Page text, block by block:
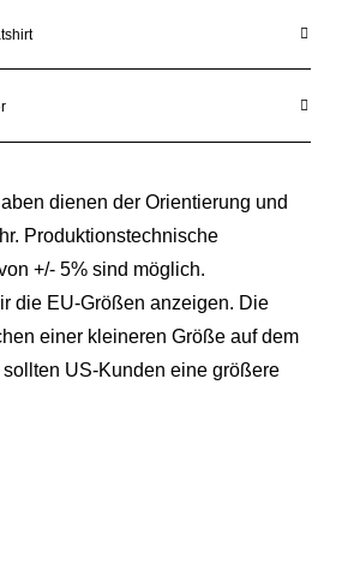
dienen der Orientierung und
Produktionstechnische
+/- 5% sind möglich.
die EU-Größen anzeigen. Die
einer kleineren Größe auf dem
sollten US-Kunden eine größere